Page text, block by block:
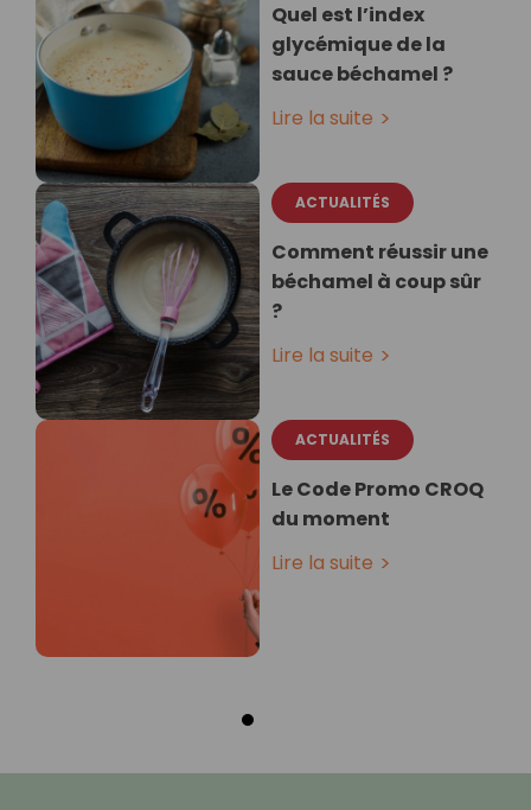
Quel est l’index
glycémique de la
sauce béchamel ?
Lire la suite
ACTUALITÉS
Comment réussir une
béchamel à coup sûr
?
Lire la suite
ACTUALITÉS
Le Code Promo CROQ
du moment
Lire la suite